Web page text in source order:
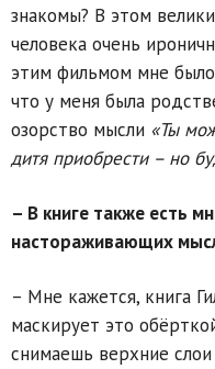
знакомы? В этом
человека очень
этим фильмом мне
что у меня была
озорство мысли «Ты
дитя приобрести – но
– В книге также есть
настораживающих
– Мне кажется, книга
маскирует это
снимаешь верхние